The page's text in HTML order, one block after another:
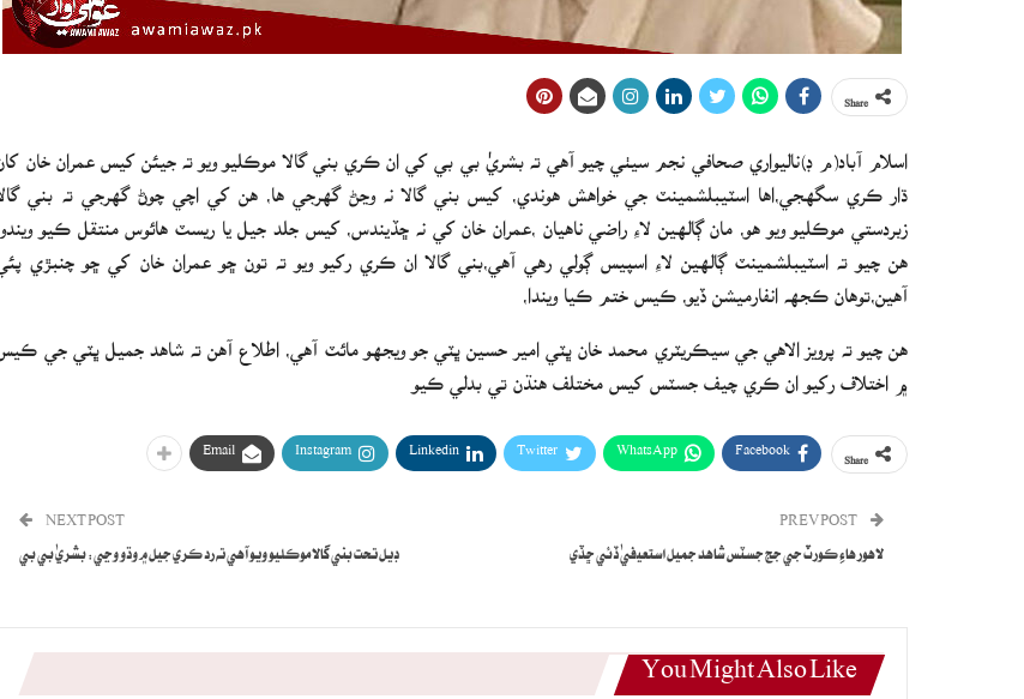
اسلام آباد(م ڊ)ناليواري صحافي نجم سيٺي چيو آهي ته بشريٰ بي بي کي ان ڪري بني گالا موڪليو ويو ته جيئن کيس عمران خان کان
ڌار ڪري سگهجي،اها اسٽيبلشمينٽ جي خواهش هوندي، کيس بني گالا نه وڃڻ گهرجي ها، هن کي اچي چوڻ گهرجي ته بني گالا
زبردستي موڪليو ويو هو، مان ڳالهين لاءِ راضي ناهيان ،عمران خان کي نه ڇڏيندس، کيس جلد جيل يا ريسٽ هائوس منتقل ڪيو ويندو،
هن چيو ته اسٽيبلشمينٽ ڳالهين لاءِ اسپيس ڳولي رهي آهي،بني گالا ان ڪري رکيو ويو ته تون ڇو عمران خان کي ڇو چنبڙي پئي
آهين،توهان ڪجهه انفارميشن ڏيو، ڪيس ختم ڪيا ويندا،
هن چيو ته پرويز الاهي جي سيڪريٽري محمد خان ڀٽي امير حسين ڀٽي جو ويجهو مائٽ آهي، اطلاع آهن ته شاهد جميل ڀٽي جي ڪيس
۾ اختلاف رکيو ان ڪري چيف جسٽس کيس مختلف هنڌن تي بدلي ڪيو
Facebook
WhatsApp
Twitter
Linkedin
Instagram
Email
لاهور هاءِ ڪورٽ جي جج جسٽس شاهد جميل استعيفيٰ ڏئي ڇڏي
NEXT POST
ڊيل تحت بني گالا موڪليو ويو آهي ته رد ڪري جيل ۾ وڌو وڃي: بشريٰ بي بي
You Might Also Like